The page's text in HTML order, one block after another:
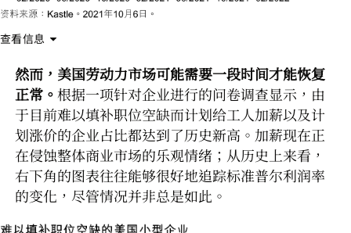
查看信息
然而，美国劳动力市场可能需要一段时间才能恢复
正常。 根据一项针对企业进行的问卷调查显示，由
于目前难以填补职位空缺而计划给工人加薪以及计
划涨价的企业占比都达到了历史新高。加薪现在正
在侵蚀整体商业市场的乐观情绪；从历史上来看，
右下角的图表往往能够很好地追踪标准普尔利润率
的变化，尽管情况并非总是如此。